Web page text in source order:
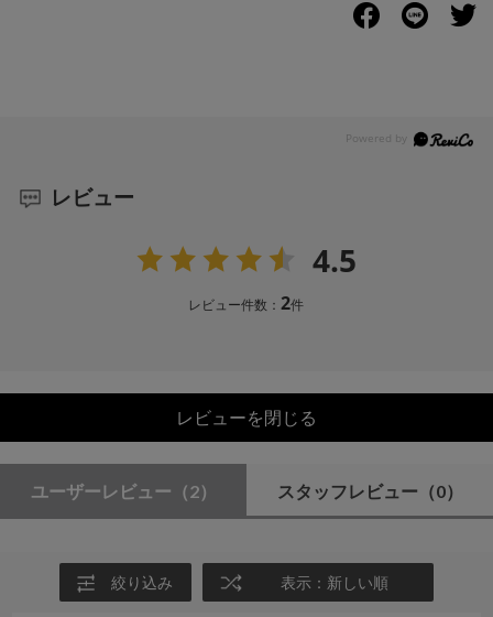
レビュー
4.5
レビュー件数：2件
レビューを閉じる
ユーザーレビュー （2） スタッフレビュー （0）
絞り込み 表示：新しい順